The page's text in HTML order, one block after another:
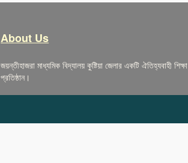
About Us
জয়ন্তীহাজরা মাধ্যমিক বিদ্যালয় কুষ্টিয়া জেলার একটি ঐতিহ্যবাহী শিক্ষা
প্রতিষ্ঠান।